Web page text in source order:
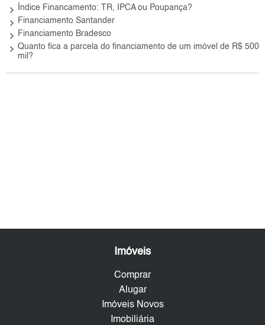
keyboard_arrow_right Índice Financamento: TR, IPCA ou Poupança?
keyboard_arrow_right Financiamento Santander
keyboard_arrow_right Financiamento Bradesco
keyboard_arrow_right Quanto fica a parcela do financiamento de um imóvel de R$ 500
mil?
Imóveis
Comprar
Alugar
Imóveis Novos
Imobiliária